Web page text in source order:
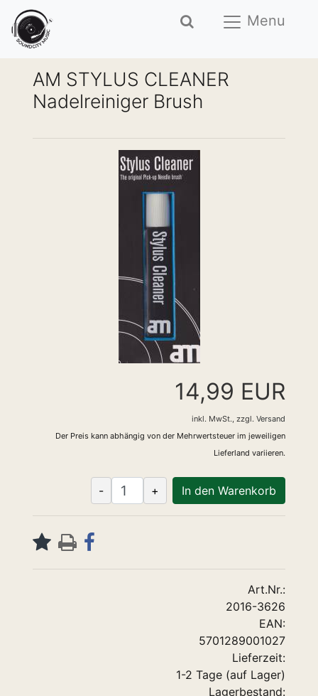
Menu
AM STYLUS CLEANER
Nadelreiniger Brush
14,99 EUR
inkl. MwSt., zzgl. Versand
Der Preis kann abhängig von der Mehrwertsteuer im jeweiligen
Lieferland variieren.
- + In den Warenkorb
Art.Nr.:
2016-3626
EAN:
5701289001027
Lieferzeit:
1-2 Tage (auf Lager)
Lagerbestand: